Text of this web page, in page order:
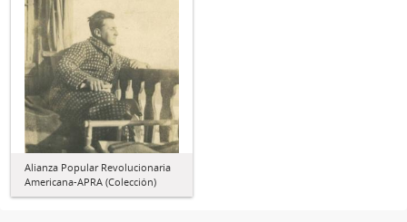
Alianza Popular Revolucionaria
Americana-APRA (Colección)